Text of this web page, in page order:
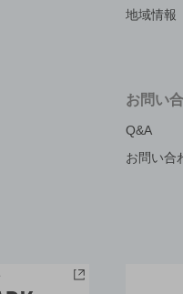
地域情報
お問い
Q&A
お問い合